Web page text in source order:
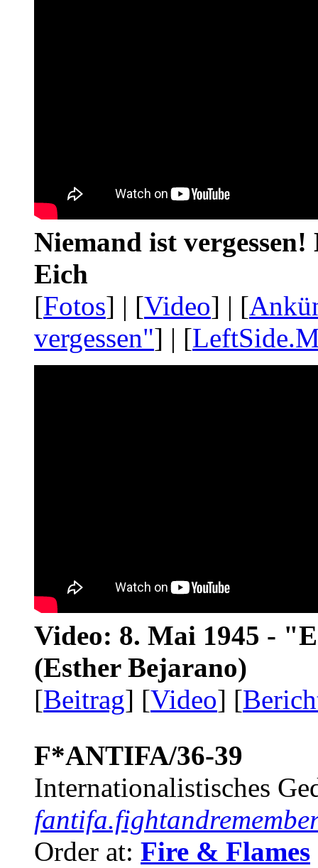
Niemand ist
Eich
[Fotos] | [Video] | [
vergessen"] | [
Video: 8. Mai 1945 -
(Esther Bejarano)
[Beitrag] [Video] [
F*ANTIFA/36-39
Internationalistisches
Order at: Fire & Flames